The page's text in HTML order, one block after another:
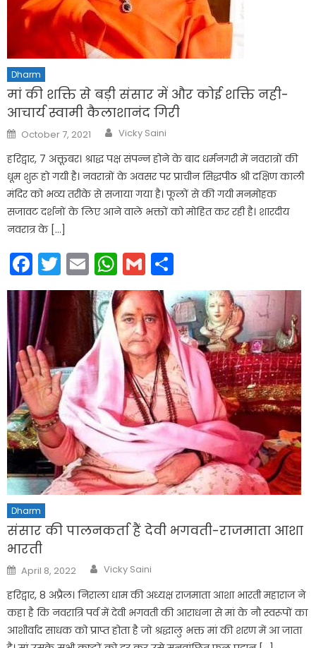
Dharm
मां की शक्ति से बड़ी संसार में और कोई शक्ति नही-
आचार्य स्वामी कैलाशानंद गिरी
Posted
on
October 7, 2021 Author
Vicky Saini
हरिद्वार, 7 अक्तूबर। श्राद्ध पक्ष संपन्न होने के बाद धर्मनगरी में नवरात्रों की
धूम शुरू हो गयी है। नवरात्रों के अवसर पर प्राचीन सिद्धपीठ श्री दक्षिण काली
मंदिर को भव्य तरीके से सजाया गया है। फूलों से की गयी मनमोहक
सजावट दर्शनों के लिए आने वाले भक्तों को मोहित कर रही है। शारदीय
नवरात्र के […]
Facebook
Twitter
EmailWhatsApp
Gmail
Dharm
संसार की पालनकर्ता हैं देवी भगवती-राजमाता आशा
भारती
Posted
on
April 8, 2022 Author
Vicky Saini
हरिद्वार, 8 अप्रैल। निराला धाम की अध्यक्ष राजमाता आशा भारती महाराज ने
कहा है कि नवरात्रि पर्व में देवी भगवती की आराधना से मां के नौ स्वरूपों का
आशीर्वाद साधक को प्राप्त होता है जो श्रद्धालु भक्त मां की शरण में आ जाता